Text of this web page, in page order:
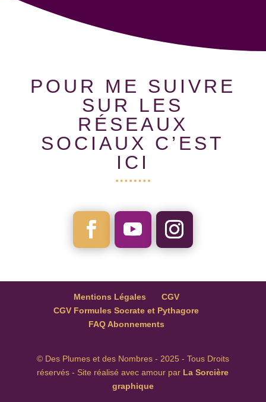
POUR ME SUIVRE
SUR LES
RÉSEAUX
SOCIAUX C’EST
ICI
Mentions Légales
CGV
CGV Formules Socrate et Pythagore
FAQ Abonnements
© Des Plumes et des Nombres - 2025 - Tous Droits
réservés - Site réalisé avec amour par La Sorcière
graphique